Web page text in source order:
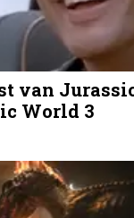
van
World 3